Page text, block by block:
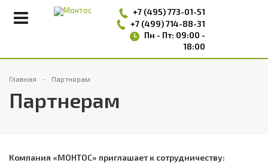
+7 (495)773-01-51
+7 (499) 714-88-31
Пн - Пт: 09:00 -
18:00
Главная Партнерам
Партнерам
Компания «МОНТОС» приглашает к сотрудничеству: